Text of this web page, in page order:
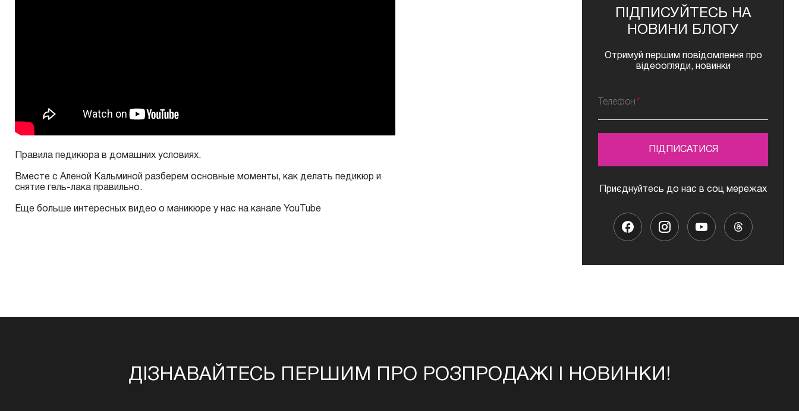
Правила педикюра в домашних условиях.
Вместе с Аленой Кальминой разберем основные моменты, как делать педикюр и
снятие гель-лака правильно.
Еще больше интересных видео о маникюре у нас на канале YouTube
ПІДПИСУЙТЕСЬ НА
НОВИНИ БЛОГУ
Отримуй першим повідомлення про
відеоогляди, новинки
Телефон
ПІДПИСАТИСЯ
Приєднуйтесь до нас в соц мережах
ДІЗНАВАЙТЕСЬ ПЕРШИМ ПРО РОЗПРОДАЖІ І НОВИНКИ!